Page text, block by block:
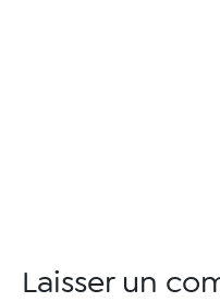
Laisser un